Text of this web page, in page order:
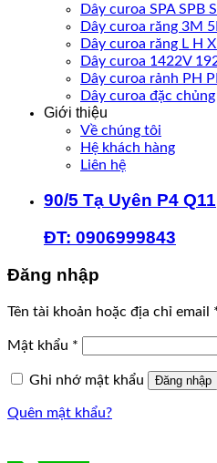
Dây curoa SPA SPB
Dây curoa răng 3M
Dây curoa răng L H
Dây curoa 1422V
Dây curoa rảnh PH
Dây curoa đặc chủng
Giới thiệu
Về chúng tôi
Hệ khách hàng
Liên hệ
90/5 Tạ Uyên P4 Q11
ĐT: 0906999843
Đăng nhập
Tên tài khoản hoặc địa chỉ email
Mật khẩu *
Ghi nhớ mật khẩu
Đăng nhập
Quên mật khẩu?